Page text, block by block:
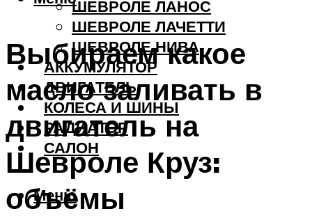
ШЕВРОЛЕ ЛАНОС
ШЕВРОЛЕ ЛАЧЕТТИ
ШЕВРОЛЕ НИВА
АККУМУЛЯТОР
ДВИГАТЕЛЬ
КОЛЕСА И ШИНЫ
РАДИАТОР
САЛОН
Меню
Выбираем какое
масло заливать в
двигатель на
Шевроле Круз:
объёмы